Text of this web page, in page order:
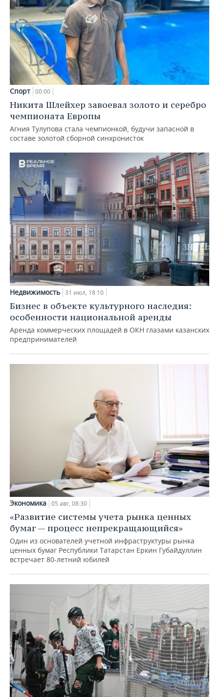
Спорт 00:00
Никита Шлейхер завоевал золото и серебро
чемпионата Европы
Агния Тулупова стала чемпионкой, будучи запасной в
составе золотой сборной синхронисток
Недвижимость 31 июл, 18:10
Бизнес в объекте культурного наследия:
особенности национальной аренды
Аренда коммерческих площадей в ОКН глазами казанских
предпринимателей
Экономика 05 авг, 08:30
«Развитие системы учета рынка ценных
бумаг — процесс непрекращающийся»
Один из основателей учетной инфраструктуры рынка
ценных бумаг Республики Татарстан Еркин Губайдуллин
встречает 80-летний юбилей